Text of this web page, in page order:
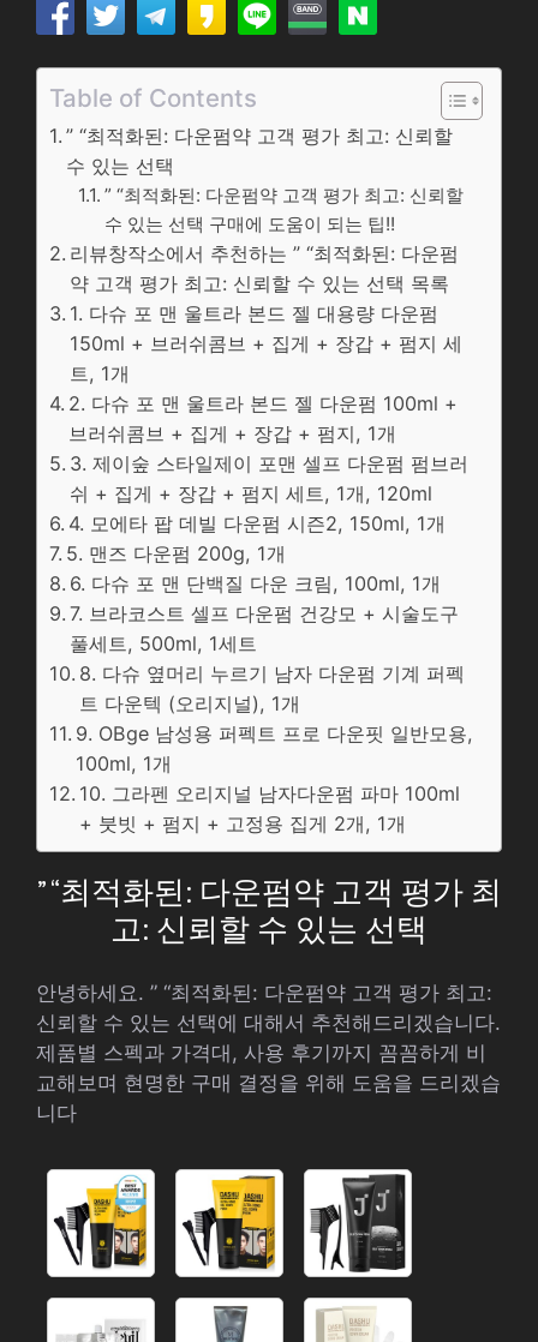
Table of Contents
” “최적화된: 다운펌약 고객 평가 최고: 신뢰할
수 있는 선택
” “최적화된: 다운펌약 고객 평가 최고: 신뢰할
수 있는 선택 구매에 도움이 되는 팁!!
리뷰창작소에서 추천하는 ” “최적화된: 다운펌
약 고객 평가 최고: 신뢰할 수 있는 선택 목록
1. 다슈 포 맨 울트라 본드 젤 대용량 다운펌
150ml + 브러쉬콤브 + 집게 + 장갑 + 펌지 세
트, 1개
2. 다슈 포 맨 울트라 본드 젤 다운펌 100ml +
브러쉬콤브 + 집게 + 장갑 + 펌지, 1개
3. 제이숲 스타일제이 포맨 셀프 다운펌 펌브러
쉬 + 집게 + 장갑 + 펌지 세트, 1개, 120ml
4. 모에타 팝 데빌 다운펌 시즌2, 150ml, 1개
5. 맨즈 다운펌 200g, 1개
6. 다슈 포 맨 단백질 다운 크림, 100ml, 1개
7. 브라코스트 셀프 다운펌 건강모 + 시술도구
풀세트, 500ml, 1세트
8. 다슈 옆머리 누르기 남자 다운펌 기계 퍼펙
트 다운텍 (오리지널), 1개
9. OBge 남성용 퍼펙트 프로 다운핏 일반모용,
100ml, 1개
10. 그라펜 오리지널 남자다운펌 파마 100ml
+ 붓빗 + 펌지 + 고정용 집게 2개, 1개
” “최적화된: 다운펌약 고객 평가 최
고: 신뢰할 수 있는 선택
안녕하세요. ” “최적화된: 다운펌약 고객 평가 최고:
신뢰할 수 있는 선택에 대해서 추천해드리겠습니다.
제품별 스펙과 가격대, 사용 후기까지 꼼꼼하게 비
교해보며 현명한 구매 결정을 위해 도움을 드리겠습
니다